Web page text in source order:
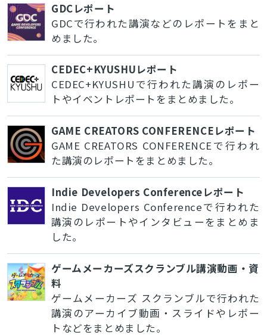
GDCレポート
GDCで行われた講演などのレポートをまと
めました。
CEDEC+KYUSHUレポート
CEDEC+KYUSHUで行われた講演のレポー
トやイベントレポートをまとめました。
GAME CREATORS CONFERENCEレポート
GAME CREATORS CONFERENCEで行われ
た講演のレポートをまとめました。
Indie Developers Conferenceレポート
Indie Developers Conferenceで行われた
講演のレポートやインタビューをまとめま
した。
ゲームメーカーズスクランブル講演動画・資
料
ゲームメーカーズ スクランブルで行われた
講演のアーカイブ動画・スライドやレポー
トなどをまとめました。